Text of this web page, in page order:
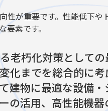
が重要です。性能低下
素です。
老朽化対策として
までを総合的に考
物に最適な設備・
の活用、高性能機